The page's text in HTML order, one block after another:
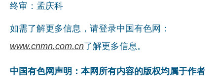
终审：孟庆科
如需了解更多信息，请登录中国有色网：
www.cnmn.com.cn了解更多信息。
中国有色网声明：本网所有内容的版权均属于作者